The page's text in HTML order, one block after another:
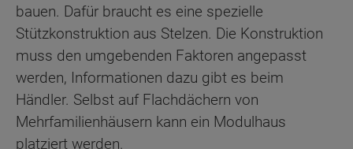
bauen. Dafür braucht es eine spezielle
Stützkonstruktion aus Stelzen. Die Konstruktion
muss den umgebenden Faktoren angepasst
werden, Informationen dazu gibt es beim
Händler. Selbst auf Flachdächern von
Mehrfamilienhäusern kann ein Modulhaus
platziert werden.